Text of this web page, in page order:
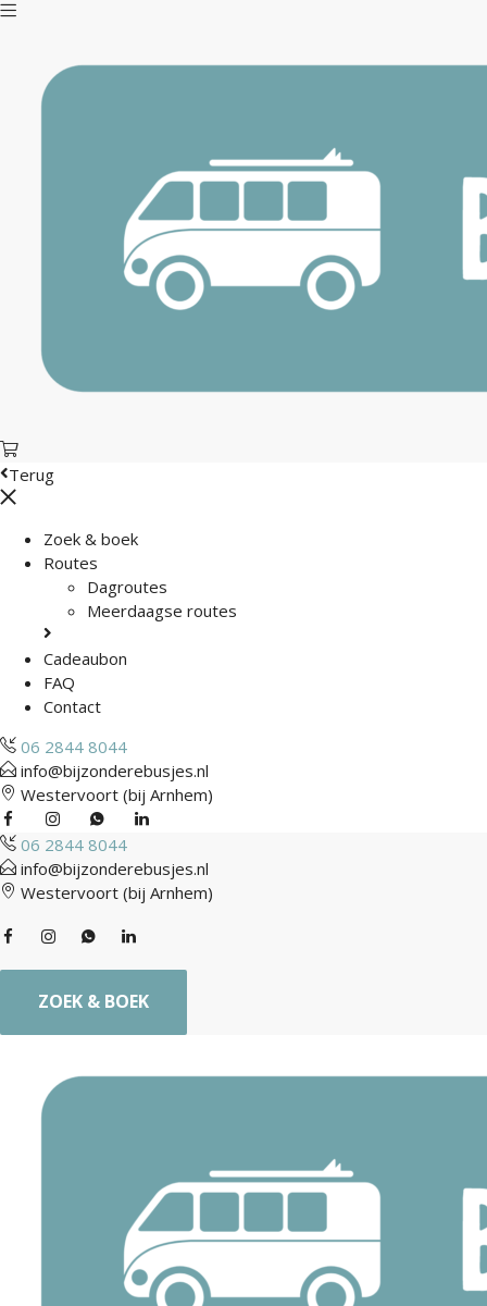
Terug
Zoek & boek
Routes
Dagroutes
Meerdaagse routes
Cadeaubon
FAQ
Contact
06 2844 8044
info@bijzonderebusjes.nl
Westervoort (bij Arnhem)
06 2844 8044
info@bijzonderebusjes.nl
Westervoort (bij Arnhem)
ZOEK & BOEK